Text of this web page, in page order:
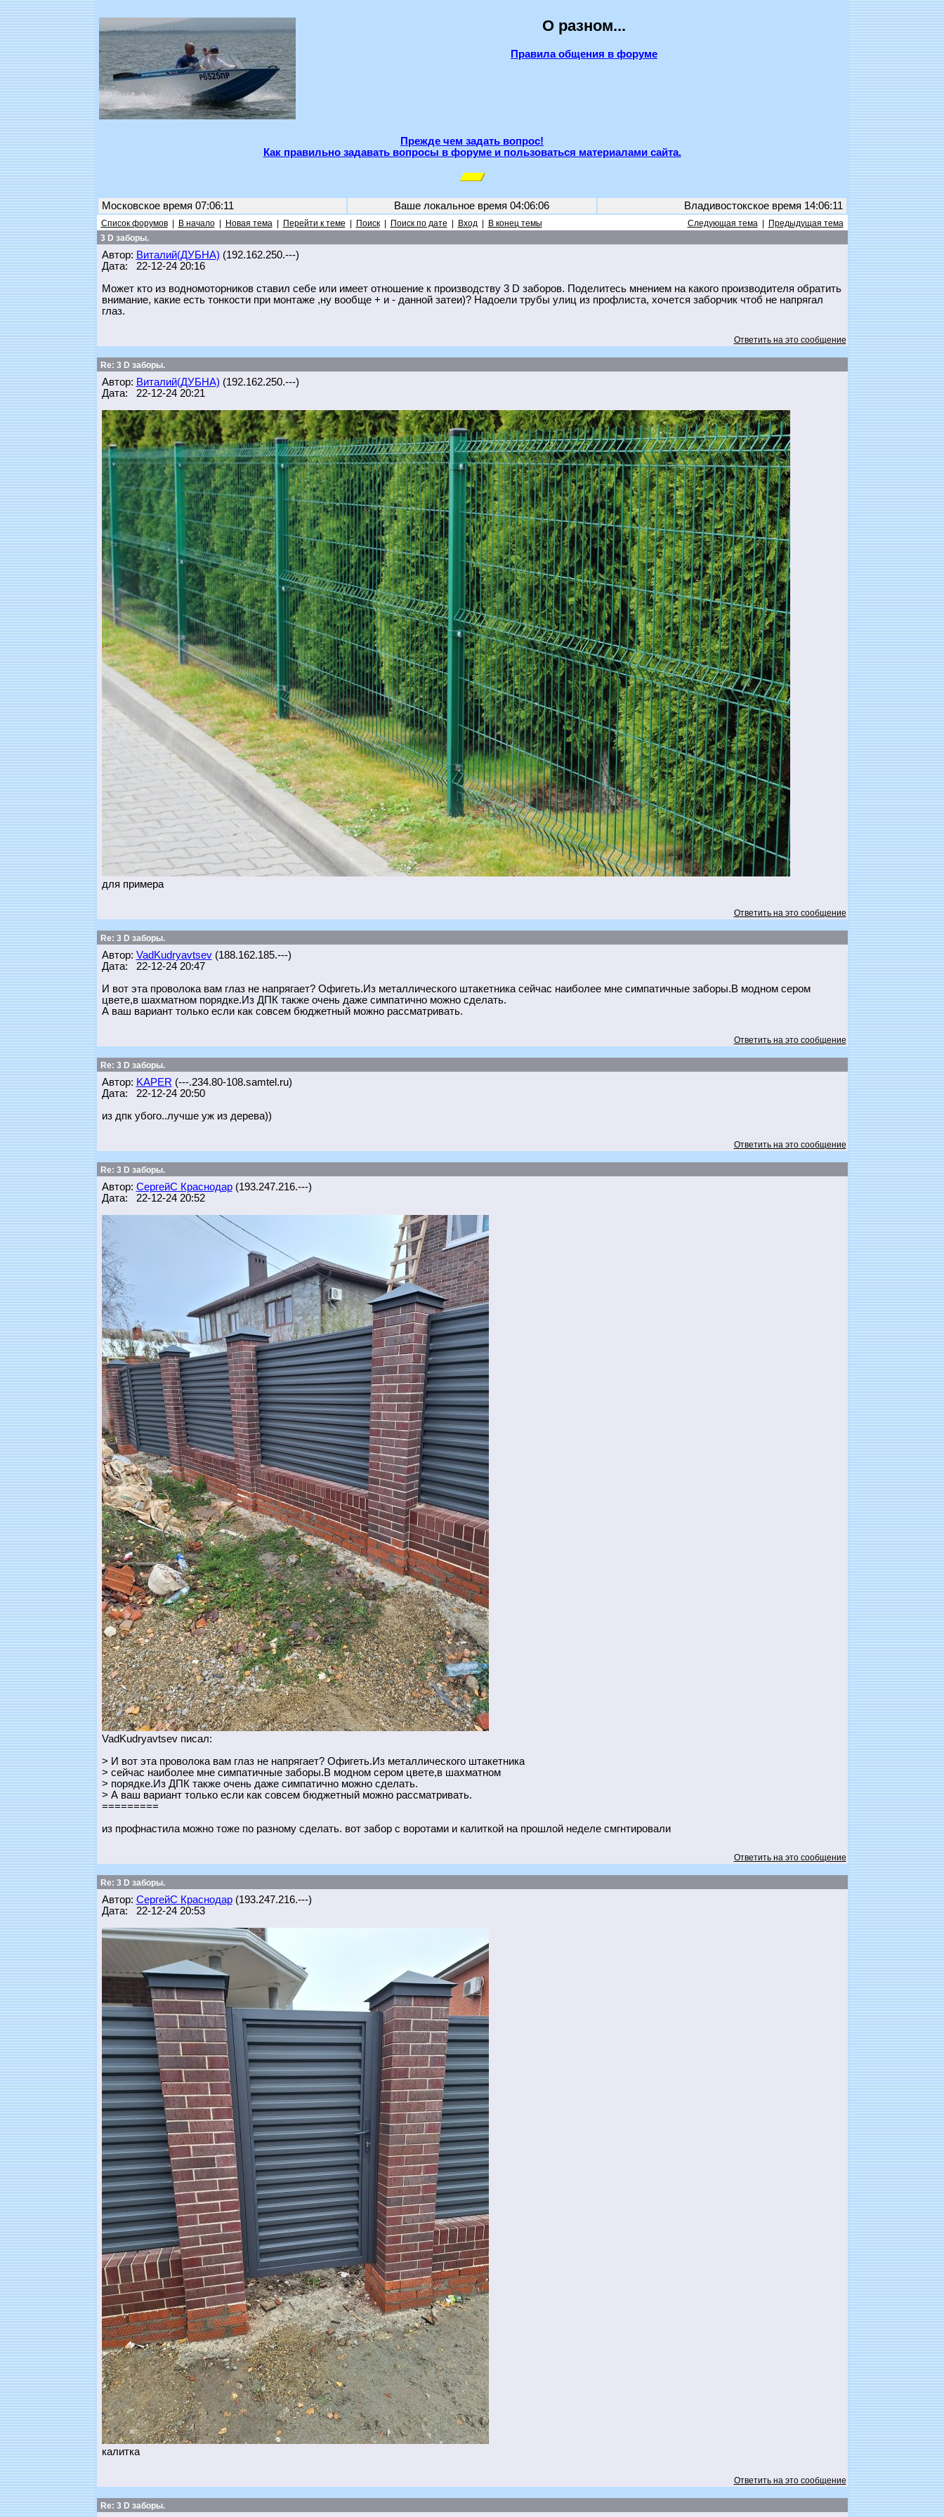
О разном...
Правила общения в форуме
Прежде чем задать вопрос!
Как правильно задавать вопросы в форуме и пользоваться материалами сайта.
Московское время 07:06:11 Ваше локальное время 04:06:06 Владивостокское время 14:06:11
Список форумов| В начало| Новая тема| Перейти к теме Поиск| Поиск по дате Вход| В конец темы Следующая тема|
Предыдущая тема
3 D заборы.
Автор: Виталий(ДУБНА) (192.162.250.---)
Дата: 22-12-24 20:16
Может кто из водномоторников ставил себе или имеет отношение к производству 3 D заборов. Поделитесь мнением на какого производителя обратить
внимание, какие есть тонкости при монтаже ,ну вообще + и - данной затеи)? Надоели трубы улиц из профлиста, хочется заборчик чтоб не напрягал
глаз.
Ответить на это сообщение
Re: 3 D заборы.
Автор: Виталий(ДУБНА) (192.162.250.---)
Дата: 22-12-24 20:21
для примера
Ответить на это сообщение
Re: 3 D заборы.
Автор: VadKudryavtsev(188.162.185.---)
Дата: 22-12-24 20:47
И вот эта проволока вам глаз не напрягает? Офигеть.Из металлического штакетника сейчас наиболее мне симпатичные заборы.В модном сером
цвете,в шахматном порядке.Из ДПК также очень даже симпатично можно сделать.
А ваш вариант только если как совсем бюджетный можно рассматривать.
Ответить на это сообщение
Re: 3 D заборы.
Автор: KAPER (---.234.80-108.samtel.ru)
Дата: 22-12-24 20:50
из дпк убого..лучше уж из дерева))
Ответить на это сообщение
Re: 3 D заборы.
Автор: СергейС Краснодар(193.247.216.---)
Дата: 22-12-24 20:52
VadKudryavtsev писал:
> И вот эта проволока вам глаз не напрягает? Офигеть.Из металлического штакетника
> сейчас наиболее мне симпатичные заборы.В модном сером цвете,в шахматном
> порядке.Из ДПК также очень даже симпатично можно сделать.
> А ваш вариант только если как совсем бюджетный можно рассматривать.
=========
из профнастила можно тоже по разному сделать. вот забор с воротами и калиткой на прошлой неделе смгнтировали
Ответить на это сообщение
Re: 3 D заборы.
Автор: СергейС Краснодар(193.247.216.---)
Дата: 22-12-24 20:53
калитка
Ответить на это сообщение
Re: 3 D заборы.